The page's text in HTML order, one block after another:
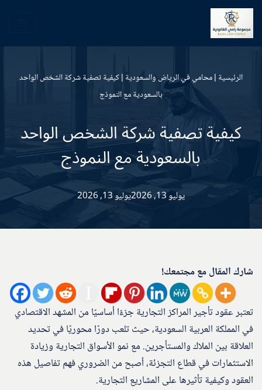
تخطى
إلى
الرئيسية |محامي في الرياض والسعودية |كيفية تصفية شركة الشخص الواحد
بالسعودية مع النموذج
كيفية تصفية شركة الشخص الواحد
بالسعودية مع النموذج
يوليو 13, 2026 يوليو 13, 2026
شارك المقال مع مجتمعك!
تعتبر عقود تأجير المراكز التجارية جزءًا أساسيًا من المشهد الاقتصادي
في المملكة العربية السعودية، حيث تلعب دورًا محوريًا في تحديد
العلاقة بين الملاك والمستأجرين. مع نمو الأسواق التجارية وزيادة
الاستثمارات في قطاع التجزئة، أصبح من الضروري فهم تفاصيل هذه
العقود وكيفية تأثيرها على المشاريع التجارية.